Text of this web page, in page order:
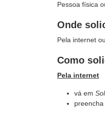
Pessoa física
Onde
Pela internet
Como
Pela internet
vá em
preencha